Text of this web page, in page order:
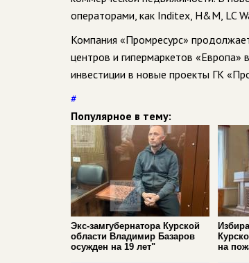
операторами, как Inditex, H&M, LC
Компания «Промресурс»
центров и гипермаркетов
инвестиции в новые проекты ГК
#
Популярное в тему:
Экс-замгубернатора Курской
области Владимир Базаров
осужден на 19 лет"
на